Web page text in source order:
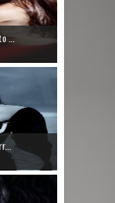
...